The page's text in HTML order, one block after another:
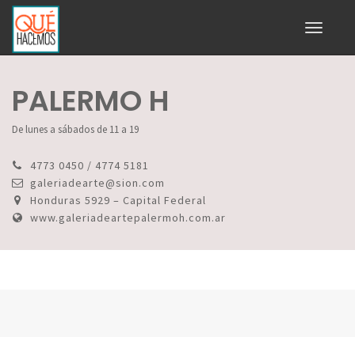
Toggle
PALERMO H
De lunes a sábados de 11 a 19
4773 0450 / 4774 5181
galeriadearte@sion.com
Honduras 5929 – Capital Federal
www.galeriadeartepalermoh.com.ar